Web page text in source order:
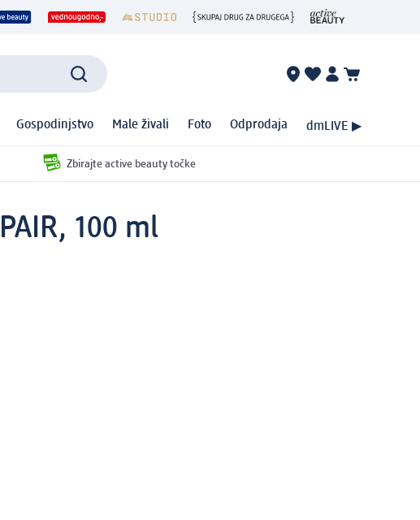
Gospodinjstvo Male živali Foto Odprodaja dmLIVE ▶
Zbirajte active beauty točke
100 ml